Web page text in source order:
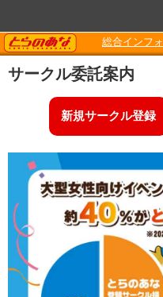
TORANOANA
総合インフォ
サークル委託案内
新規サークル登録